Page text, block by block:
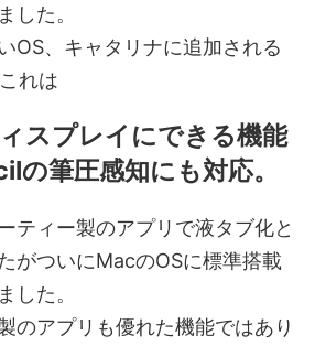
した。
OS、 キャタリナに追加される
これは
スプレイにできる機能
筆圧感知にも対応。
ティー製のアプリで液タブ化と
がついにMacのOSに標準搭載
した。
のアプリも優れた機能ではあり